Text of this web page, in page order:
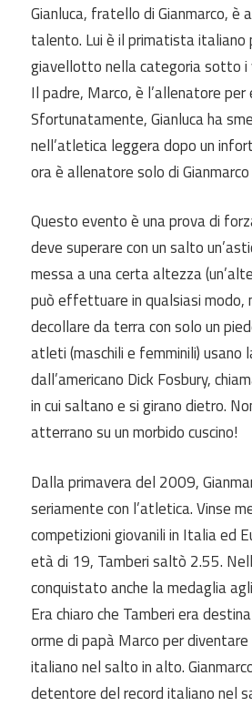
Gianluca, fratello di Gianmarco, è
talento. Lui è il primatista italiano
giavellotto nella categoria sotto i
Il padre, Marco, è l’allenatore
Sfortunatamente, Gianluca ha
nell’atletica leggera dopo un
ora è allenatore solo di
Questo evento è una prova di
deve superare con un salto
messa a una certa altezza
può effettuare in qualsiasi modo,
decollare da terra con solo un
atleti (maschili e femminili) usano
dall’americano Dick Fosbury,
in cui saltano e si girano dietro.
atterrano su un morbido cuscino!
Dalla primavera del 2009,
seriamente con l’atletica. Vinse
competizioni giovanili in Italia ed
età di 19, Tamberi saltò 2.55.
conquistato anche la medaglia
Era chiaro che Tamberi era
orme di papà Marco per
italiano nel salto in alto.
detentore del record italiano nel